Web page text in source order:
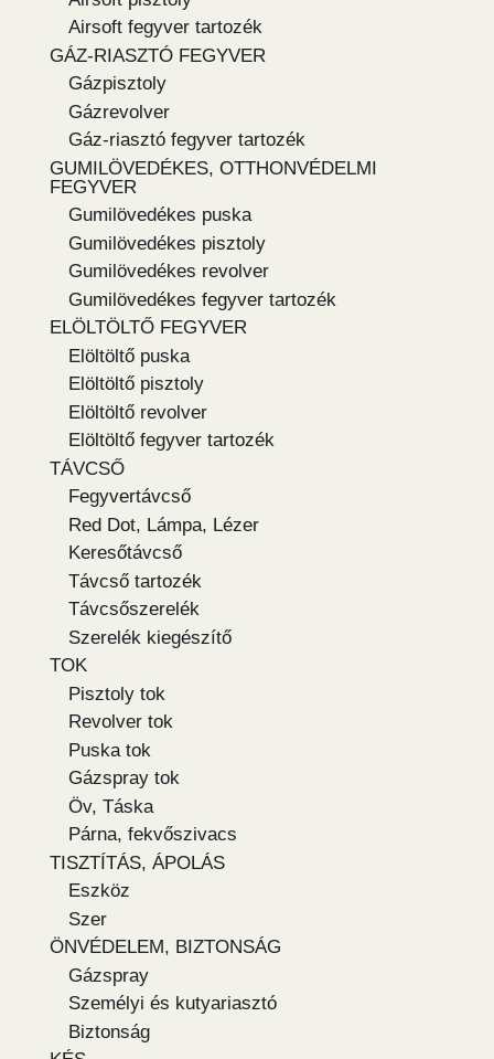
Airsoft fegyver tartozék
GÁZ-RIASZTÓ FEGYVER
Gázpisztoly
Gázrevolver
Gáz-riasztó fegyver tartozék
GUMILÖVEDÉKES, OTTHONVÉDELMI
FEGYVER
Gumilövedékes puska
Gumilövedékes pisztoly
Gumilövedékes revolver
Gumilövedékes fegyver tartozék
ELÖLTÖLTŐ FEGYVER
Elöltöltő puska
Elöltöltő pisztoly
Elöltöltő revolver
Elöltöltő fegyver tartozék
TÁVCSŐ
Fegyvertávcső
Red Dot, Lámpa, Lézer
Keresőtávcső
Távcső tartozék
Távcsőszerelék
Szerelék kiegészítő
TOK
Pisztoly tok
Revolver tok
Puska tok
Gázspray tok
Öv, Táska
Párna, fekvőszivacs
TISZTÍTÁS, ÁPOLÁS
Eszköz
Szer
ÖNVÉDELEM, BIZTONSÁG
Gázspray
Személyi és kutyariasztó
Biztonság